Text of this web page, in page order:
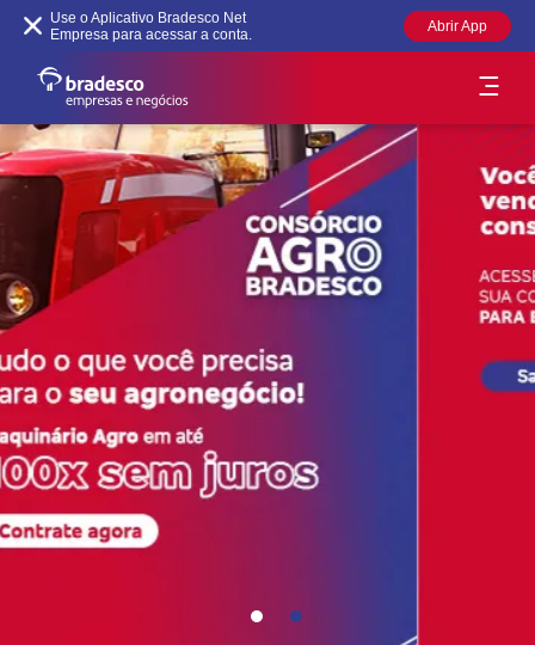
Use o Aplicativo Bradesco Net
Empresa para acessar a conta.
Abrir App
O que é consórcio?
Nossos Serviços
Simular
Acessibilidade